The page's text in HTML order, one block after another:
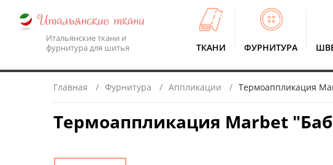
Итальянские ткани и
фурнитура для шитья
ТКАНИ ФУРНИТУРА
Главная Фурнитура Аппликации Термоаппликация
Термоаппликация Marbet